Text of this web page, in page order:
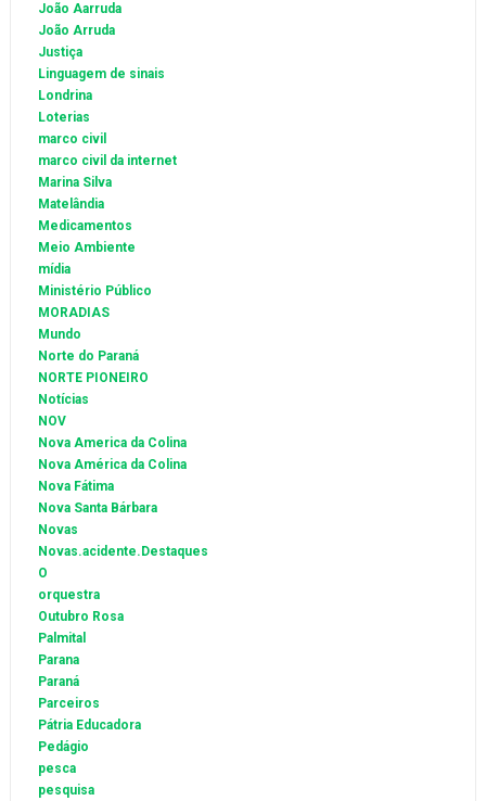
João Aarruda
João Arruda
Justiça
Linguagem de sinais
Londrina
Loterias
marco civil
marco civil da internet
Marina Silva
Matelândia
Medicamentos
Meio Ambiente
mídia
Ministério Público
MORADIAS
Mundo
Norte do Paraná
NORTE PIONEIRO
Notícias
NOV
Nova America da Colina
Nova América da Colina
Nova Fátima
Nova Santa Bárbara
Novas
Novas.acidente.Destaques
O
orquestra
Outubro Rosa
Palmital
Parana
Paraná
Parceiros
Pátria Educadora
Pedágio
pesca
pesquisa